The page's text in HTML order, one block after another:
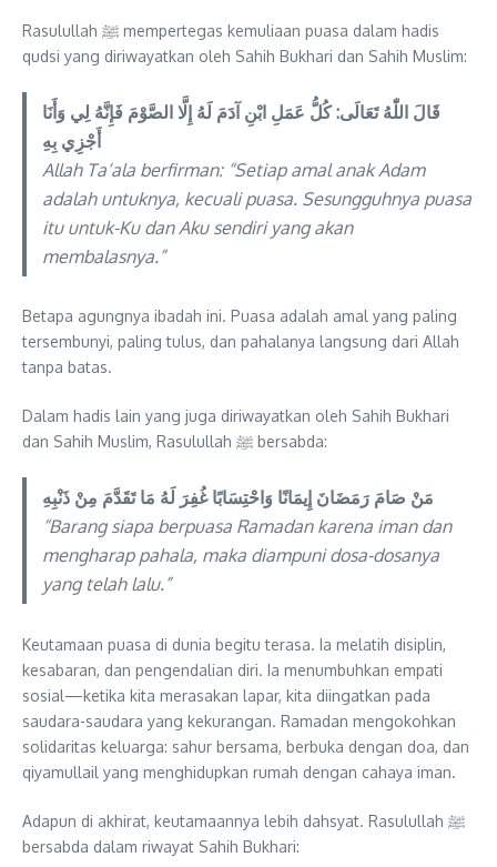
Rasulullah ﷺ mempertegas kemuliaan puasa dalam hadis
qudsi yang diriwayatkan oleh Sahih Bukhari dan Sahih Muslim:
قَالَ اللّٰهُ تَعَالَى: كُلُّ عَمَلِ ابْنِ آدَمَ لَهُ إِلَّا الصَّوْمَ فَإِنَّهُ لِي وَأَنَا
أَجْزِي بِهِ
Allah Ta‘ala berfirman: “Setiap amal anak Adam
adalah untuknya, kecuali puasa. Sesungguhnya puasa
itu untuk-Ku dan Aku sendiri yang akan
membalasnya.”
Betapa agungnya ibadah ini. Puasa adalah amal yang paling
tersembunyi, paling tulus, dan pahalanya langsung dari Allah
tanpa batas.
Dalam hadis lain yang juga diriwayatkan oleh Sahih Bukhari
dan Sahih Muslim, Rasulullah ﷺ bersabda:
مَنْ صَامَ رَمَضَانَ إِيمَانًا وَاحْتِسَابًا غُفِرَ لَهُ مَا تَقَدَّمَ مِنْ ذَنْبِهِ
“Barang siapa berpuasa Ramadan karena iman dan
mengharap pahala, maka diampuni dosa-dosanya
yang telah lalu.”
Keutamaan puasa di dunia begitu terasa. Ia melatih disiplin,
kesabaran, dan pengendalian diri. Ia menumbuhkan empati
sosial—ketika kita merasakan lapar, kita diingatkan pada
saudara-saudara yang kekurangan. Ramadan mengokohkan
solidaritas keluarga: sahur bersama, berbuka dengan doa, dan
qiyamullail yang menghidupkan rumah dengan cahaya iman.
Adapun di akhirat, keutamaannya lebih dahsyat. Rasulullah ﷺ
bersabda dalam riwayat Sahih Bukhari: